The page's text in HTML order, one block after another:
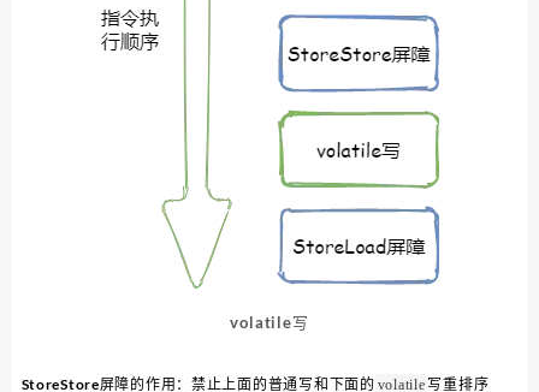
volatile写
StoreStore屏障的作用：禁止上面的普通写和下面的 volatile 写重排序